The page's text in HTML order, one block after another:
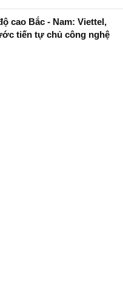
cao Bắc - Nam: Viettel,
tiến tự chủ công nghệ